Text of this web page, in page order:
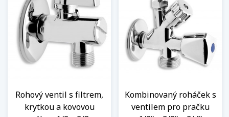
Rohový ventil s filtrem,
krytkou a kovovou
Kombinovaný roháček s
ventilem pro pračku